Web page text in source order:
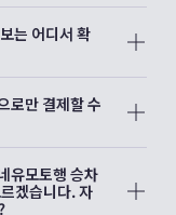
주십시오.
약 사이트에서 티켓을
매한 고객님은 양도가
아야 합니다.
우에 한해,
다.
로 다시 로그인을 해주
구분하고 있습니다. 동
른 조합으로 로그인하
로 인식합니다.
구매한 티켓은 이후에
켓이 표시되지 않습
.
[EMot]를 이용하시는
의 계정 등록이 필요합
는 어디서 확
티켓 일람]을 탭 해 주
로만 결제할 수
클럽’)로도 결제하실 수
유모토행 승차
겠습니다. 자